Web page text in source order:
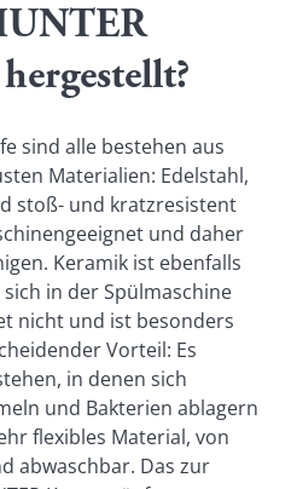
sind alle bestehen aus
Materialien: Edelstahl,
stoß- und kratzresistent
und daher
Keramik ist ebenfalls
in der Spülmaschine
nicht und ist besonders
Vorteil: Es
in denen sich
und Bakterien ablagern
flexibles Material, von
abwaschbar. Das zur